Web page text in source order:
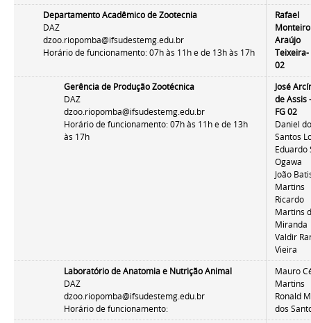
Departamento Acadêmico de Zootecnia
DAZ
dzoo.riopomba@ifsudestemg.edu.br
Horário de funcionamento: 07h às 11h e de 13h às 17h
Rafael
Monteiro
Araújo
Teixeira-
02
Gerência de Produção Zootécnica
DAZ
dzoo.riopomba@ifsudestemg.edu.br
Horário de funcionamento: 07h às 11h e de 13h
às 17h
José
de Assis
FG 02
Daniel
Santos
Eduardo
Ogawa
João
Martins
Ricardo
Martins
Miranda
Valdir
Vieira
Laboratório de Anatomia e Nutrição Animal
DAZ
dzoo.riopomba@ifsudestemg.edu.br
Horário de funcionamento:
Mauro
Martins
Ronald
dos